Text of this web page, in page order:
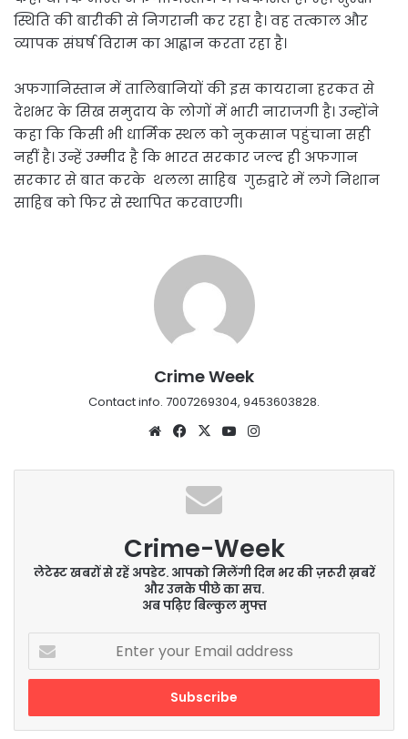
स्थिति की बारीकी से निगरानी कर रहा है। वह तत्काल और
व्यापक संघर्ष विराम का आह्वान करता रहा है।
अफगानिस्तान में तालिबानियों की इस कायराना हरकत से
देशभर के सिख समुदाय के लोगों में भारी नाराजगी है। उन्होंने
कहा कि किसी भी धार्मिक स्थल को नुकसान पहुंचाना सही
नहीं है। उन्हें उम्मीद है कि भारत सरकार जल्द ही अफगान
सरकार से बात करके थलला साहिब गुरुद्वारे में लगे निशान
साहिब को फिर से स्थापित करवाएगी।
Crime Week
Contact info. 7007269304, 9453603828.
WebsiteFacebook
X YouTube
Crime-Week
लेटेस्ट खबरों से रहें अपडेट. आपको मिलेंगी दिन भर की ज़रूरी ख़बरें
और उनके पीछे का सच.
अब पढ़िए बिल्कुल मुफ्त
your
Email